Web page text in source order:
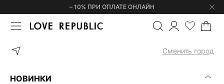
– 10% ПРИ ОПЛАТЕ ОНЛАЙН
Сменить город
НОВИНКИ
ГЛАВНАЯ БАРХАТНОЕ ПЛАТЬЕ С